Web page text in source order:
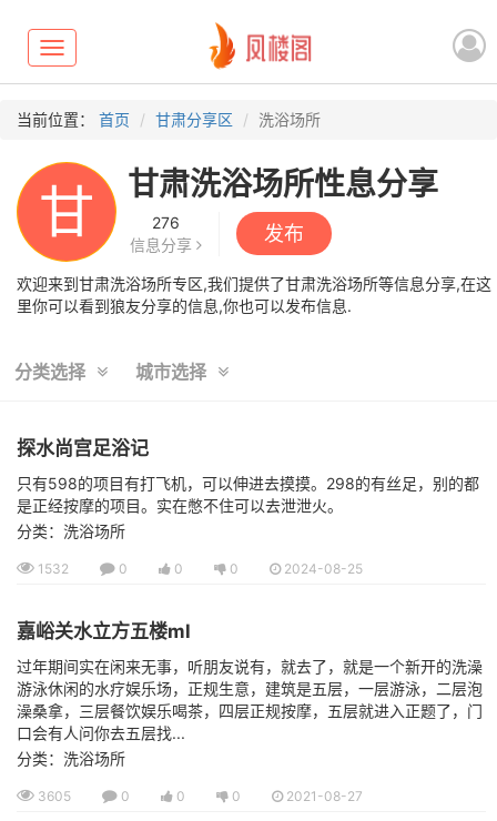
Toggle
navigation
当前位置： 首页 甘肃分享区 洗浴场所
甘 甘肃洗浴场所性息分享
276
信息分享
发布
欢迎来到甘肃洗浴场所专区,我们提供了甘肃洗浴场所等信息分享,在这
里你可以看到狼友分享的信息,你也可以发布信息.
分类选择 城市选择
探水尚宫足浴记
只有598的项目有打飞机，可以伸进去摸摸。298的有丝足，别的都
是正经按摩的项目。实在憋不住可以去泄泄火。
分类：洗浴场所
1532 0 0 0 2024-08-25
嘉峪关水立方五楼ml
过年期间实在闲来无事，听朋友说有，就去了，就是一个新开的洗澡
游泳休闲的水疗娱乐场，正规生意，建筑是五层，一层游泳，二层泡
澡桑拿，三层餐饮娱乐喝茶，四层正规按摩，五层就进入正题了，门
口会有人问你去五层找...
分类：洗浴场所
3605 0 0 0 2021-08-27